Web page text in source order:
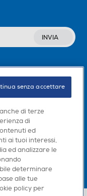
INVIA
di terze
di
ed
ai tuoi interessi,
ed analizzare le
determinare
alle tue
policy per
senza accettare